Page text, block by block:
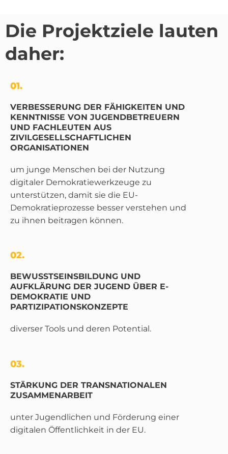
Die Projektziele lauten
daher:
01.
VERBESSERUNG DER FÄHIGKEITEN UND
KENNTNISSE VON JUGENDBETREUERN
UND FACHLEUTEN AUS
ZIVILGESELLSCHAFTLICHEN
ORGANISATIONEN
um junge Menschen bei der Nutzung
digitaler Demokratiewerkzeuge zu
unterstützen, damit sie die EU-
Demokratieprozesse besser verstehen und
zu ihnen beitragen können.
02.
BEWUSSTSEINSBILDUNG UND
AUFKLÄRUNG DER JUGEND ÜBER E-
DEMOKRATIE UND
PARTIZIPATIONSKONZEPTE
diverser Tools und deren Potential.
03.
STÄRKUNG DER TRANSNATIONALEN
ZUSAMMENARBEIT
unter Jugendlichen und Förderung einer
digitalen Öffentlichkeit in der EU.